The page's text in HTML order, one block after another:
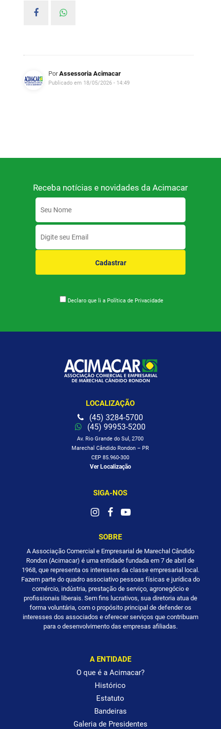
PorAssessoria Acimacar
Publicado em 18/05/2026 - 14:49
Receba notícias e novidades da Acimacar
Cadastrar
Declaro que li a Política de Privacidade
LOCALIZAÇÃO
(45) 3284-5700
(45) 99953-5200
Av. Rio Grande do Sul, 2700
Marechal Cândido Rondon – PR
CEP 85.960-300
Ver Localização
SIGA-NOS
SOBRE
A Associação Comercial e Empresarial de Marechal Cândido
Rondon (Acimacar) é uma entidade fundada em 7 de abril de
1968, que representa os interesses da classe empresarial local.
Fazem parte do quadro associativo pessoas físicas e jurídica do
comércio, indústria, prestação de serviço, agronegócio e
profissionais liberais. Sem fins lucrativos, sua diretoria atua de
forma voluntária, com o propósito principal de defender os
interesses dos associados e oferecer serviços que contribuam
para o desenvolvimento das empresas afiliadas.
A ENTIDADE
O que é a Acimacar?
Histórico
Estatuto
Bandeiras
Galeria de Presidentes